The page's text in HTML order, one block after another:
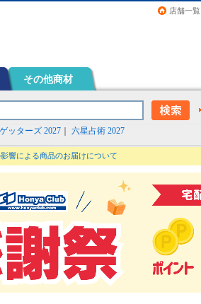
店舗一覧
その他商材
ゲッターズ 2027 六星占術 2027
影響による商品のお届けについて